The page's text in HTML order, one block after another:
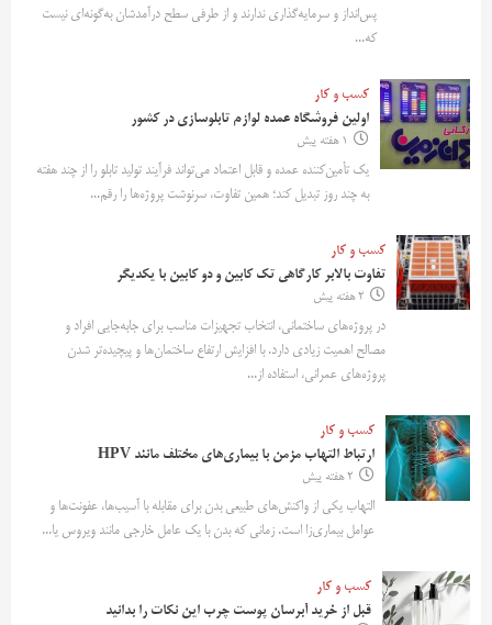
پس‌انداز و سرمایه‌گذاری ندارند و از طرفی سطح درآمدشان به‌گونه‌ای نیست
که...
کسب و کار
اولین فروشگاه عمده لوازم تابلوسازی در کشور
1 هفته پیش
یک تأمین‌کننده عمده و قابل اعتماد می‌تواند فرآیند تولید تابلو را از چند هفته
به چند روز تبدیل کند؛ همین تفاوت، سرنوشت پروژه‌ها را رقم...
کسب و کار
تفاوت بالابر کارگاهی تک کابین و دو کابین با یکدیگر
2 هفته پیش
در پروژه‌های ساختمانی، انتخاب تجهیزات مناسب برای جابه‌جایی افراد و
مصالح اهمیت زیادی دارد. با افزایش ارتفاع ساختمان‌ها و پیچیده‌تر شدن
پروژه‌های عمرانی، استفاده از...
کسب و کار
ارتباط التهاب مزمن با بیماری‌های مختلف مانند HPV
2 هفته پیش
التهاب یکی از واکنش‌های طبیعی بدن برای مقابله با آسیب‌ها، عفونت‌ها و
عوامل بیماری‌زا است. زمانی که بدن با یک عامل خارجی مانند ویروس یا...
کسب و کار
قبل از خرید آبرسان پوست چرب این نکات را بدانید